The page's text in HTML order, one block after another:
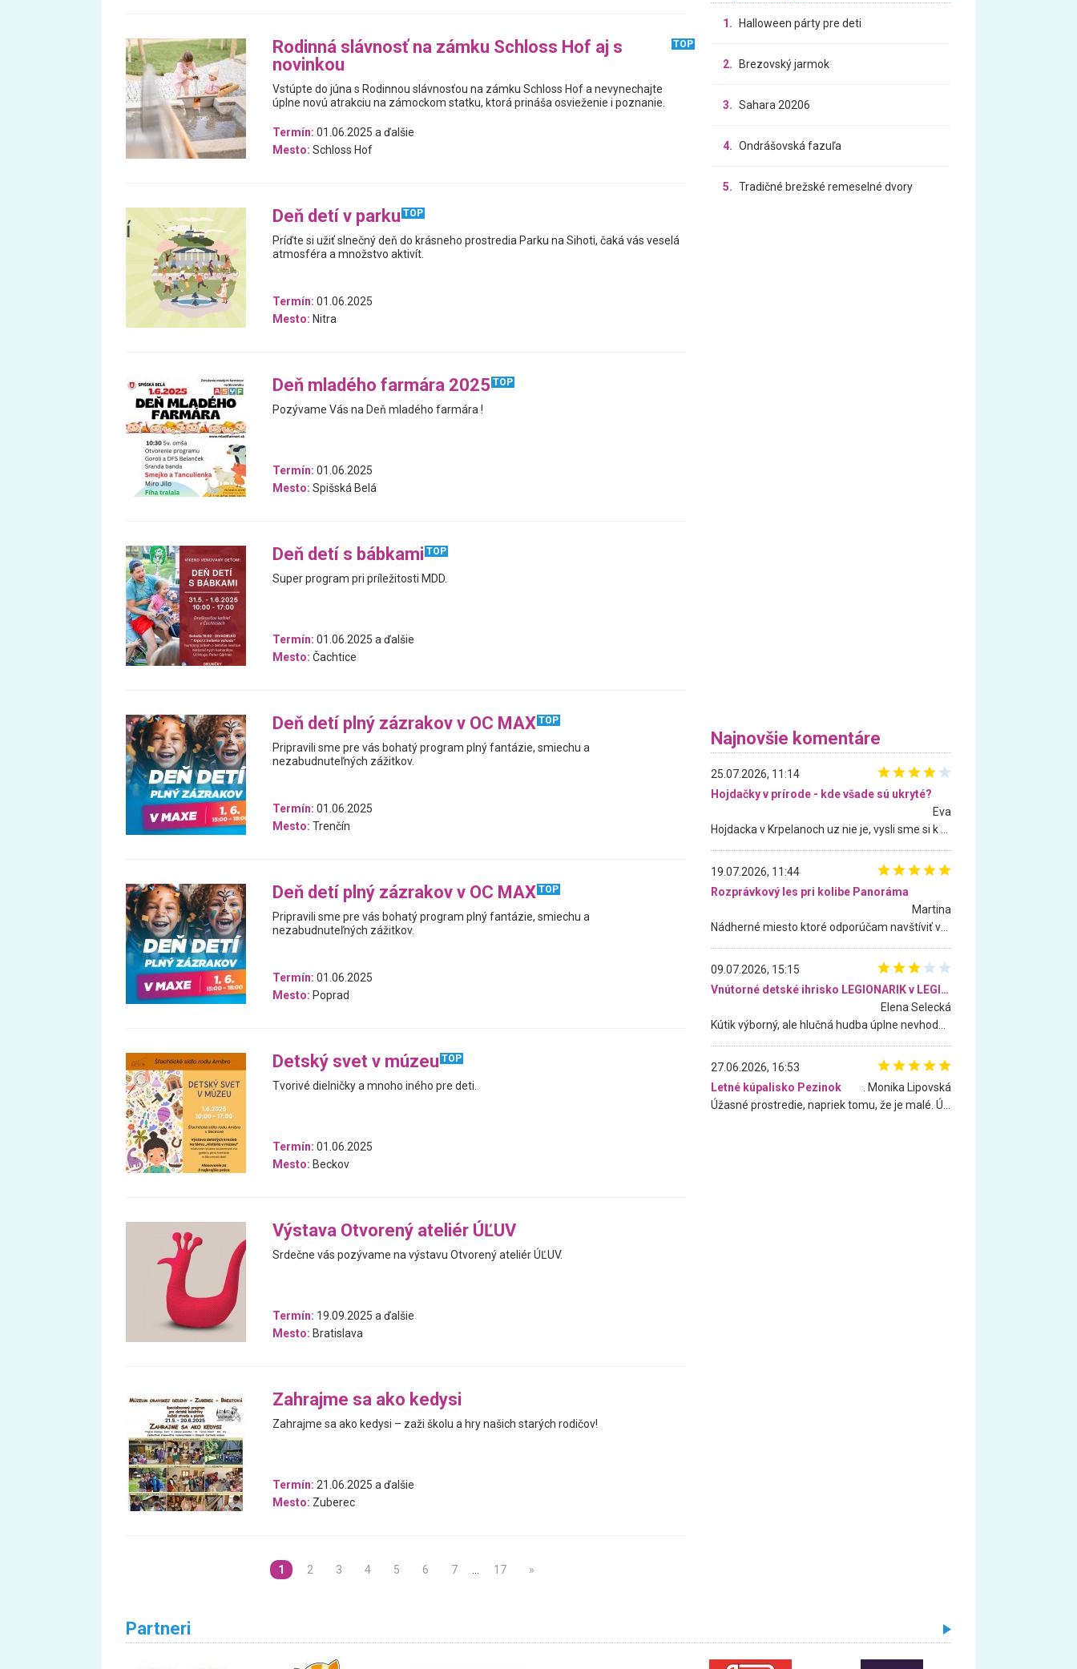
Rodinná slávnosť na zámku Schloss Hof aj s
novinkou
TOP
Vstúpte do júna s Rodinnou slávnosťou na zámku Schloss Hof a nevynechajte
úplne novú atrakciu na zámockom statku, ktorá prináša osvieženie i poznanie.
Termín: 01.06.2025 a ďalšie
Mesto: Schloss Hof
Deň detí v parku TOP
Príďte si užiť slnečný deň do krásneho prostredia Parku na Sihoti, čaká vás veselá
atmosféra a množstvo aktivít.
Termín: 01.06.2025
Mesto: Nitra
Deň mladého farmára 2025 TOP
Pozývame Vás na Deň mladého farmára !
Termín: 01.06.2025
Mesto: Spišská Belá
Deň detí s bábkami TOP
Super program pri príležitosti MDD.
Termín: 01.06.2025 a ďalšie
Mesto: Čachtice
Deň detí plný zázrakov v OC MAX TOP
Pripravili sme pre vás bohatý program plný fantázie, smiechu a
nezabudnuteľných zážitkov.
Termín: 01.06.2025
Mesto: Trenčín
Deň detí plný zázrakov v OC MAX TOP
Pripravili sme pre vás bohatý program plný fantázie, smiechu a
nezabudnuteľných zážitkov.
Termín: 01.06.2025
Mesto: Poprad
Detský svet v múzeu TOP
Tvorivé dielničky a mnoho iného pre deti.
Termín: 01.06.2025
Mesto: Beckov
Výstava Otvorený ateliér ÚĽUV
Srdečne vás pozývame na výstavu Otvorený ateliér ÚĽUV.
Termín: 19.09.2025 a ďalšie
Mesto: Bratislava
Zahrajme sa ako kedysi
Zahrajme sa ako kedysi – zaži školu a hry našich starých rodičov!
Termín: 21.06.2025 a ďalšie
Mesto: Zuberec
1 2 3 4 5 6 7 17 »
1. Halloween párty pre deti
2. Brezovský jarmok
3. Sahara 20206
4. Ondrášovská fazuľa
5. Tradičné brežské remeselné dvory
Najnovšie komentáre
25.07.2026, 11:14
Hojdačky v prírode - kde všade sú ukryté?
Eva
19.07.2026, 11:44
Rozprávkový les pri kolibe Panoráma
Martina
09.07.2026, 15:15
Vnútorné detské ihrisko LEGIONARIK v LEGIA Fitness
Elena Selecká
27.06.2026, 16:53
Letné kúpalisko Pezinok
. Monika Lipovská
Partneri